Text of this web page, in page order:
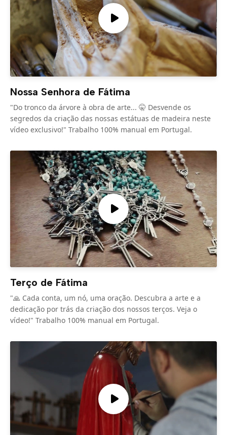
Nossa Senhora de Fátima
"Do tronco da árvore à obra de arte... 🤫 Desvende os
segredos da criação das nossas estátuas de madeira neste
vídeo exclusivo!" Trabalho 100% manual em Portugal.
Terço de Fátima
"🙏 Cada conta, um nó, uma oração. Descubra a arte e a
dedicação por trás da criação dos nossos terços. Veja o
vídeo!" Trabalho 100% manual em Portugal.